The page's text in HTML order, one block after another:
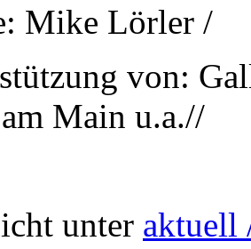
Mike Lörler /
von:
Main u.a.//
unter aktuell